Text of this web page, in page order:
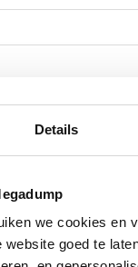
Details
we cookies en
goed te